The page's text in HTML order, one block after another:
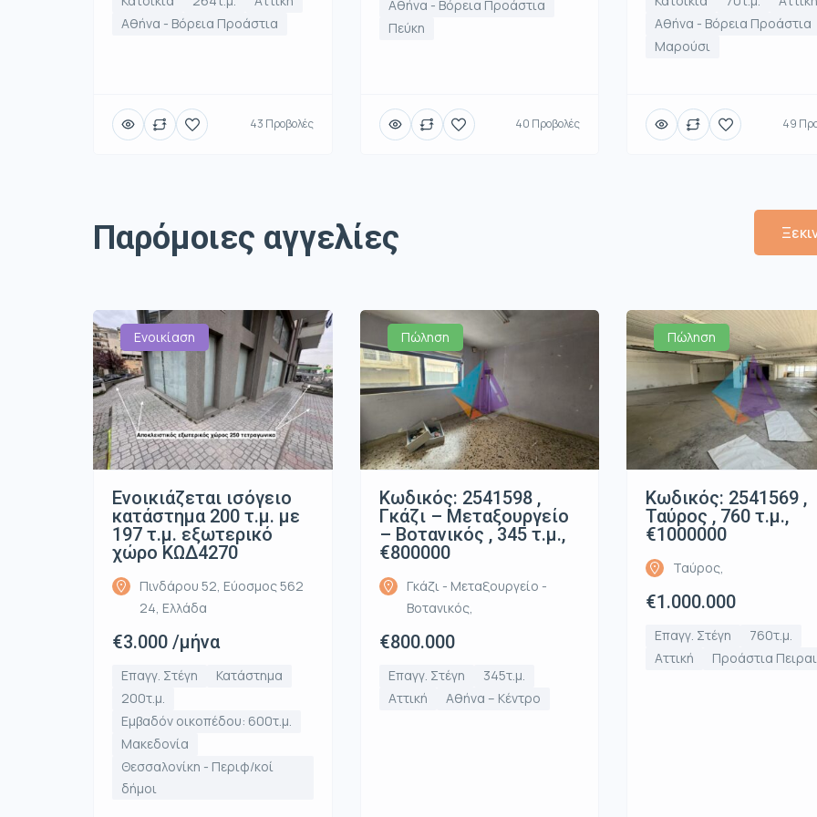
Αθήνα - Βόρεια Προάστια
43 Προβολές
Αθήνα - Βόρεια Προάστια
Πεύκη
40 Προβολές
Αθήνα - Βόρεια Προάστια
Μαρούσι
49
Παρόμοιες αγγελίες
Ενοικίαση
Ενοικιάζεται ισόγειο
κατάστημα 200 τ.μ. με
197 τ.μ. εξωτερικό
χώρο ΚΩΔ4270
Πινδάρου 52, Εύοσμος 562
24, Ελλάδα
€3.000 /μήνα
Επαγγ. Στέγη
Κατάστημα
200τ.μ.
Εμβαδόν οικοπέδου: 600τ.μ.
Μακεδονία
Θεσσαλονίκη - Περιφ/κοί
δήμοι
Πώληση
Κωδικός: 2541598 ,
Γκάζι – Μεταξουργείο
– Βοτανικός , 345 τ.μ.,
€800000
Γκάζι - Μεταξουργείο -
Βοτανικός,
€800.000
Επαγγ. Στέγη
345τ.μ.
Αττική
Αθήνα – Κέντρο
Πώληση
Κωδικός: 2541569 ,
Ταύρος , 760 τ.μ.,
€1000000
Ταύρος,
€1.000.000
Επαγγ. Στέγη
760τ.μ.
Αττική
Προάστια